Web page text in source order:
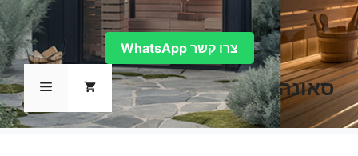
סאונה תפריט
צרו קשר WhatsApp